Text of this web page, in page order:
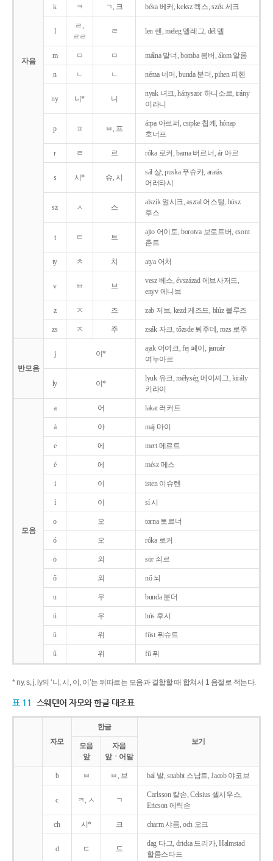
자음
k ㅋ ㄱ, 크 béka 베커, keksz 켁스, szék 세크
l
ㄹ,
ㄹㄹ
ㄹ len 렌, meleg 멜레그, dél 델
m ㅁ ㅁ málna 말너, bomba 봄버, álom 알롬
n ㄴ ㄴ néma 네머, bunda 분더, pihen 피헨
ny 니* 니
nyak 녀크, hányszor 하니소르, irány
이라니
p ㅍ ㅂ, 프
árpa 아르퍼, csipke 칩케, hónap
호너프
r ㄹ 르 róka 로커, barna 버르너, ár 아르
s 시* 슈, 시
sál 샬, puska 푸슈카, aratás
어러타시
sz ㅅ 스
alszik 얼시크, asztal 어스털, húsz
후스
t ㅌ 트
ajto 어이토, borotva 보로트버, csont
촌트
ty ㅊ 치 atya 어처
v ㅂ 브
vesz 베스, évszázad 에브사저드,
enyv 에니브
z ㅈ 즈 zab 저브, kezd 케즈드, blúz 블루즈
zs ㅈ 주 zsák 자크, tőzsde 퇴주데, rozs 로주
반모음
j 이*
ajak 어여크, fej 페이, január
여누아르
ly 이*
lyuk 유크, mélység 메이셰그, király
키라이
모음
a 어 lakat 러커트
á 아 máj 마이
e 에 mert 메르트
é 에 mész 메스
i 이 isten 이슈텐
í 이 sí 시
o 오 torna 토르너
ó 오 róka 로커
ö 외 sör 쇠르
ő 외 nő 뇌
u 우 bunda 분더
ú 우 hús 후시
ü 위 füst 퓌슈트
ű 위 fű 퓌
* ny, s, j, ly의 ‘니, 시, 이, 이’는 뒤따르는 모음과 결합할 때 합쳐서 1 음절로 적는다.
표 11 스웨덴어 자모와 한글 대조표
자모
한글
보기
모음
앞
자음
앞ㆍ어말
b ㅂ ㅂ, 브 bal 발, snabbt 스납트, Jacob 야코브
c ㅋ, ㅅ ㄱ
Carlsson 칼손, Celsius 셀시우스,
Ericson 에릭손
ch 시* 크 charm 샤름, och 오크
d ㄷ 드
dag 다그, dricka 드리카, Halmstad
할름스타드